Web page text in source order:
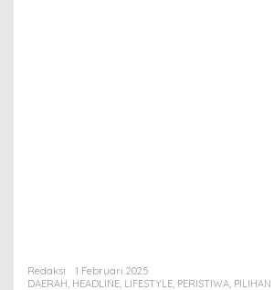
Redaksi
1 Februari 2025
DAERAH, HEADLINE, LIFESTYLE, PERISTIWA, PILIHAN